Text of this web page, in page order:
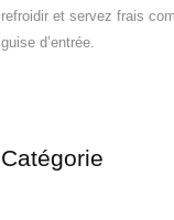
refroidir et servez frais
guise d’entrée.
Catégorie